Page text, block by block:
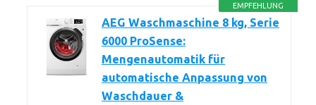
EMPFEHLUNG
AEG Waschmaschine 8 kg, Serie
6000 ProSense:
Mengenautomatik für
automatische Anpassung von
Waschdauer &